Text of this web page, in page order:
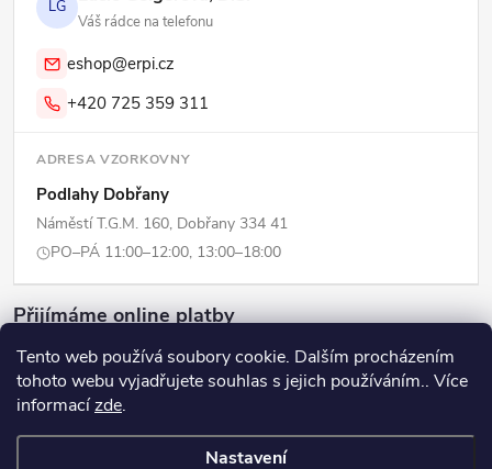
Tento web používá soubory cookie. Dalším procházením
tohoto webu vyjadřujete souhlas s jejich používáním.. Více
informacízde.
Nastavení
LG
Váš rádce na telefonu
eshop@erpi.cz
+420 725 359 311
ADRESA VZORKOVNY
Podlahy Dobřany
Náměstí T.G.M. 160, Dobřany 334 41
PO–PÁ 11:00–12:00, 13:00–18:00
Přijímáme online platby
ERPI - Domov. Všechna práva vyhrazena.